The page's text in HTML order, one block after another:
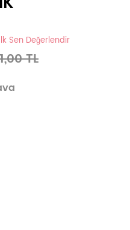
Sen Değerlendir
TL